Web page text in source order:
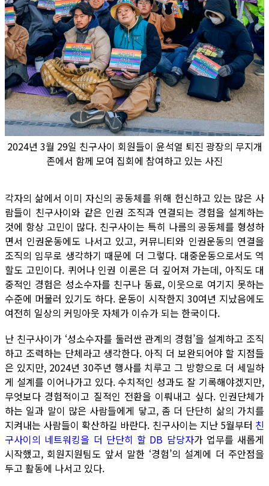
2024년 3월 29일 친구사이 회원들이 윤석열 퇴진 광장의 무지개
존에서 함께 모여 집회에 참여하고 있는 사진
각자의 삶에서 이미 자신의 공동체를 위해 헌신하고 있는 많은 사
람들이 친구사이와 같은 인권 조직과 연결되는 경험을 설계하는
것에 항상 고민이 많다. 친구사이는 특히 나름의 공동체를 형성하
면서 인권운동에도 나서고 있고, 커뮤니티와 인권운동의 연결을
조직의 임무로 생각하기 때문에 더 그렇다. 대중운동으로서도 역
할도 고민이다. 퀴어나 인권 이론은 더 깊어져 가는데, 아직도 대
중적인 경험은 성소수자를 친구나 동료, 이웃으로 여기지 못하는
수준에 머물러 있기도 하다. 운동이 시작한지 30여년 지났음에도
여전히 일상의 커밍아웃 자체가 이슈가 되는 한국이다.
난 친구사이가 ‘성소수자를 둘러싼 관계의 경험’을 설계하고 조직
하고 조력하는 단체라고 생각한다. 아직 더 보완되어야 할 지점들
은 있지만, 2024년 30주년 행사를 치루고 그 방향으로 더 세밀하
게 설계를 이어나가고 있다. 수치적인 성과도 잘 기록해야겠지만,
무엇보다 경험적이고 질적인 전환을 이뤄내고 싶다. 인권단체가
하는 일과 말이 많은 사람들에게 닿고, 좀 더 단단히 삶의 가치를
지켜내는 사람들이 확산하길 바란다. 친구사이는 지난 5월부터 친
구사이의 네트워킹을 더 단단히 할 DB 담당자가 업무를 새롭게
시작했고, 회원지원팀도 앞서 말한 ‘경험’의 설계에 더 주안점을
두고 활동에 나서고 있다.